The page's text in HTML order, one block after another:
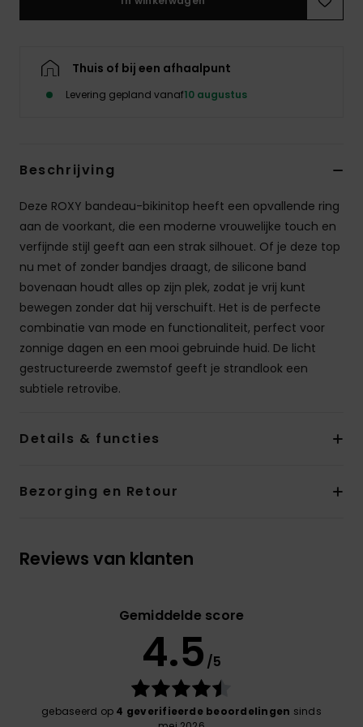
Fitness
Snow
Thuis of bij een afhaalpunt
Levering gepland vanaf10 augustus
Beschrijving
Deze ROXY bandeau-bikinitop heeft een opvallende ring
aan de voorkant, die een moderne vrouwelijke touch en
verfijnde stijl geeft aan een strak silhouet. Of je deze top
nu met of zonder bandjes draagt, de silicone band
bovenaan houdt alles op zijn plek, zodat je vrij kunt
bewegen zonder dat hij verschuift. Het is de perfecte
combinatie van mode en functionaliteit, perfect voor
zonnige dagen en een mooi gebruinde huid. De licht
gestructureerde zwemstof geeft je strandlook een
subtiele retrovibe.
Details & functies
Bezorging en Retour
Reviews van klanten
Gemiddelde score
4.5 /5
gebaseerd op 4 geverifieerde beoordelingen sinds